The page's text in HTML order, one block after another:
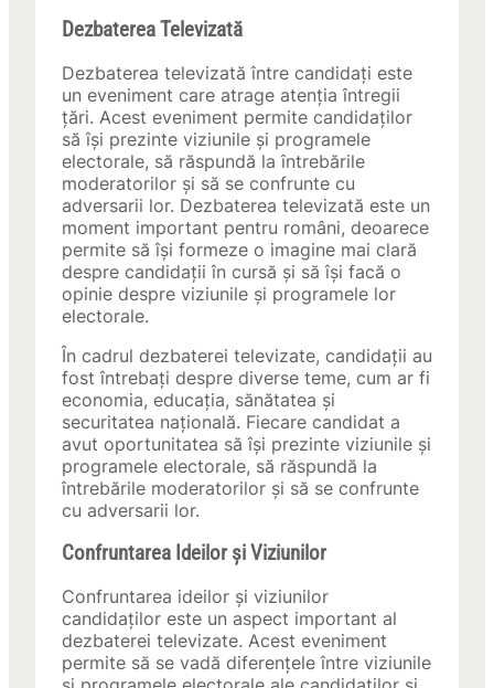
Dezbaterea Televizată
Dezbaterea televizată între candidați este
un eveniment care atrage atenția întregii
țări. Acest eveniment permite candidaților
să își prezinte viziunile și programele
electorale, să răspundă la întrebările
moderatorilor și să se confrunte cu
adversarii lor. Dezbaterea televizată este un
moment important pentru români, deoarece
permite să își formeze o imagine mai clară
despre candidații în cursă și să își facă o
opinie despre viziunile și programele lor
electorale.
În cadrul dezbaterei televizate, candidații au
fost întrebați despre diverse teme, cum ar fi
economia, educația, sănătatea și
securitatea națională. Fiecare candidat a
avut oportunitatea să își prezinte viziunile și
programele electorale, să răspundă la
întrebările moderatorilor și să se confrunte
cu adversarii lor.
Confruntarea Ideilor și Viziunilor
Confruntarea ideilor și viziunilor
candidaților este un aspect important al
dezbaterei televizate. Acest eveniment
permite să se vadă diferențele între viziunile